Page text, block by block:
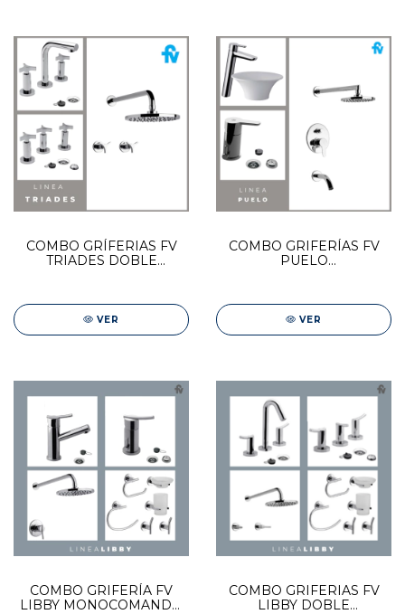
COMBO GRÍFERIAS FV
TRIADES DOBLE
VER
COMBO GRIFERÍAS FV
PUELO
ALTO
VER
COMBO GRIFERÍA FV
LIBBY MONOCOMANDO
COMBO GRIFERIAS FV
LIBBY DOBLE